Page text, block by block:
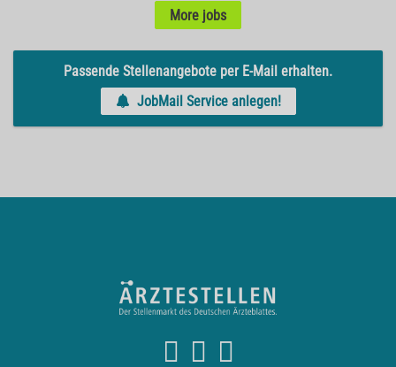
More jobs
Passende Stellenangebote per E-Mail erhalten.
JobMail Service anlegen!